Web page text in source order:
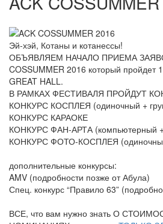
Эй-хэй, Котаны и котанессы!
ОБЪЯВЛЯЕМ НАЧАЛО ПРИЕМА
COSSUMMER 2016 который
GREAT HALL.
В РАМКАХ ФЕСТИВАЛЯ ПРОЙДУТ
КОНКУРС КОСПЛЕЯ (одиночный +
КОНКУРС КАРАОКЕ
КОНКУРС ФАН-АРТА (компьютерный
КОНКУРС ФОТО-КОСПЛЕЯ
дополнительные конкурсы:
AMV (подробности позже от Абула)
Спец. конкурс “Правило 63”
ВСЕ, что вам нужно знать О